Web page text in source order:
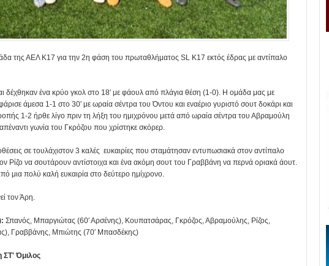
της ΑΕΛ Κ17 για την 2η φάση του πρωταθλήματος SL K17 εκτός έδρας με αντίπαλο
δέχθηκαν ένα κρύο γκολ στο 18′ με φάουλ από πλάγια θέση (1-0). Η ομάδα μας με
άμεσα 1-1 στο 30′ με ωραία σέντρα του Όντου και εναέριο γυριστό σουτ δοκάρι και
1-2 ήρθε λίγο πριν τη λήξη του ημιχρόνου μετά από ωραία σέντρα του Αβραμούλη
γωνία του Γκρόζου που χρίστηκε σκόρερ.
σε τουλάχιστον 3 καλές ευκαιρίες που σταμάτησαν εντυπωσιακά στον αντίπαλο
Ρίζο να σουτάρουν αντίστοιχα και ένα ακόμη σουτ του Γραββάνη να περνά οριακά άουτ.
μια πολύ καλή ευκαιρία στο δεύτερο ημίχρονο.
τον Άρη.
Σπανός, Μπαργιώτας (60′ Αρσένης), Κουπατσάρας, Γκρόζος, Αβραμούλης, Ρίζος,
Γραββάνης, Μπιώτης (70′ Μπασδέκης)
ΣΤ' Όμιλος